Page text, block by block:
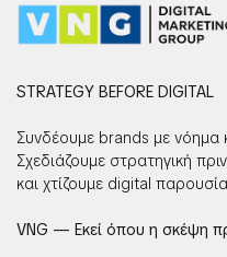
STRATEGY BEFORE DIGITAL
Συνδέουμε brands με νόημα
Σχεδιάζουμε στρατηγική
και χτίζουμε digital
VNG — Εκεί όπου η σκέψη